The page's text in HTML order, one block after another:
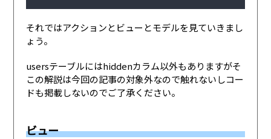
それではアクションとビューとモデルを見ていきまし
ょう。
usersテーブルにはhiddenカラム以外もありますがそ
この解説は今回の記事の対象外なので触れないしコー
ドも掲載しないのでご了承ください。
ビュー